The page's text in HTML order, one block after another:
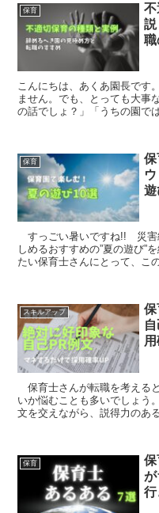
保育
不
説
職
こんにちは、あくあ園長です
ません。でも、とっても大事
の話でしょ？」「うちの園で
保育
保
遊
すっごい暑いですね!! 災害
しめるおすすめの”夏の遊び
たい保育士さんにとって、こ
スキルアップ
保
保育士さんが転職を考える
いか悩むことも多いでしょ
文を交えながら、説得力のあ
保育
保
が
行